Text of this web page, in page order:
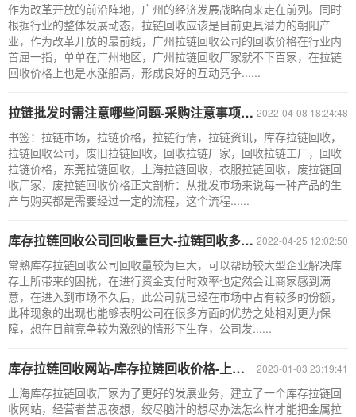
作为改革开放的前沿阵地，广州的经济发展战略向来走在前列。同时
根据行业的整体发展动态，拉链回收应该是目前更具潜力的朝阳产
业，作为改革开放的最前线，广州拉链回收公司的回收价格在行业内
首屈一指，单单在广州地区，广州拉链回收厂家就不下百家，在拉链
回收价格上也是水涨船高，形成良好的互动竞争......
2022-04-08 18:24:48
拉链批发时需注意哪些问题-采购注意事项-库存拉链回收公司
书签：拉链市场，拉链价格，拉链行情，拉链资讯，库存拉链回收，
拉链回收公司，废旧拉链回收，回收拉链厂家，回收拉链工厂，回收
拉链价格，东莞拉链回收，上海拉链回收，衣服拉链回收，废拉链回
收厂家，废拉链回收价格正文剖析：从批发市场来说每一种产品的生
产与购买都是需要经过一定的流程，这个流程......
2022-04-25 12:02:50
库存拉链回收公司回收量巨大-拉链回收多少钱一吨-金属拉链回收公司
常熟库存拉链回收公司回收量较为巨大，可以帮助较大型企业解决库
存上所带来的困扰，在进行资金支付时效率也定然会让商家感到满
意，在进入到市场不久后，此公司就已经在市场中占有较多的份额，
此种现象的出现也能够表明公司在很多方面的优势之处相对更为保
障，想在目前竞争较为激烈的情形下生存，公司发......
2023-01-03 23:19:41
库存拉链回收网站-库存拉链回收价格-上海库存拉链回收厂家
上海库存拉链回收厂家为了更好的发展业务，建立了一个库存拉链回
收网站，经营者苦思夜想，绞尽脑汁的想尽办法怎么样才能把金属拉